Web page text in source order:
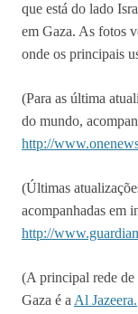
que está do lado
em Gaza. As fotos
onde os principais
(Para as última
do mundo,
http://
(Últimas
acompanhadas em
http://
(A principal rede
Gaza é a Al Jazeera.